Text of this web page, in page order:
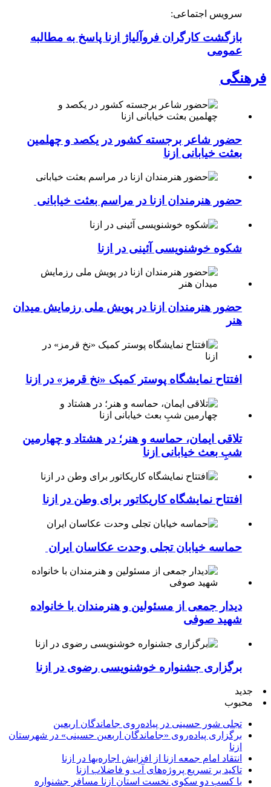
سرویس اجتماعی:
بازگشت کارگران فروآلیاژ ازنا پاسخ به مطالبه
عمومی
فرهنگی
حضور شاعر برجسته کشور در یکصد و چهلمین
بعثت خیابانی ازنا
حضور هنرمندان ازنا در مراسم بعثت خیابانی
شکوه خوشنویسی آئینی در ازنا
حضور هنرمندان ازنا در پویش ملی رزمایش میدان
هنر
افتتاح نمایشگاه پوستر کمیک «نخ قرمز» در ازنا
تلاقی ایمان، حماسه و هنر؛ در هشتاد و چهارمین
شبِ بعث خیابانی ازنا
افتتاح نمایشگاه کاریکاتور برای وطن در ازنا
حماسه خیابان تجلی وحدت عکاسان ایران
دیدار جمعی از مسئولین و هنرمندان با خانواده
شهید صوفی
برگزاری جشنواره خوشنویسی رضوی در ازنا
جدید
محبوب
تجلی شور حسینی در پیاده‌روی جاماندگان اربعین
برگزاری پیاده‌روی «جاماندگان اربعین حسینی» در شهرستان
ازنا
انتقاد امام جمعه ازنا از افزایش اجاره‌بها در ازنا
تاکید بر تسریع پروژه‌های آب و فاضلاب ازنا
با کسب دو سکوی نخست استان ازنا مسافر جشنواره